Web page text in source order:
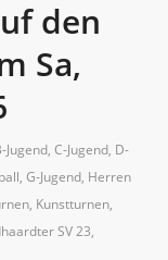
den
Sa,
Jugend, C-Jugend, D-
, G-Jugend, Herren
, Kunstturnen,
SV 23,